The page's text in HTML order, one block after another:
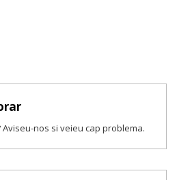
nos si veieu cap problema.